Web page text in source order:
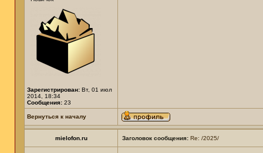
Зарегистрирован: Вт, 01 июл
2014, 18:34
Сообщения: 23
Вернуться к началу
mielofon.ru Заголовок сообщения: Re: /2025/